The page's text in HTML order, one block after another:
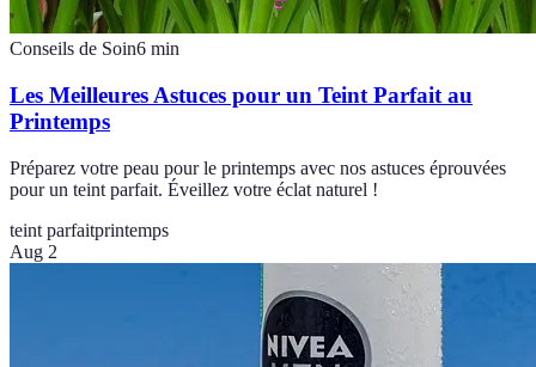
Conseils de Soin6 min
Les Meilleures Astuces pour un Teint Parfait au
Printemps
Préparez votre peau pour le printemps avec nos astuces éprouvées
pour un teint parfait. Éveillez votre éclat naturel !
teint parfaitprintemps
Aug 2